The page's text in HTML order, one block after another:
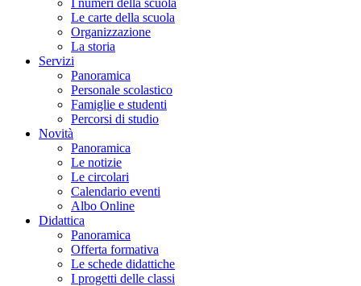
I numeri della scuola
Le carte della scuola
Organizzazione
La storia
Servizi
Panoramica
Personale scolastico
Famiglie e studenti
Percorsi di studio
Novità
Panoramica
Le notizie
Le circolari
Calendario eventi
Albo Online
Didattica
Panoramica
Offerta formativa
Le schede didattiche
I progetti delle classi